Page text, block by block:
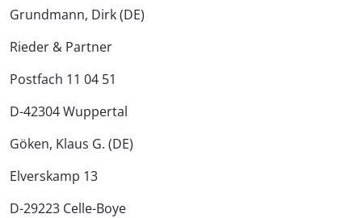
Grundmann, Dirk (DE)
Rieder & Partner
Postfach 11 04 51
D-42304 Wuppertal
Göken, Klaus G. (DE)
Elverskamp 13
D-29223 Celle-Boye